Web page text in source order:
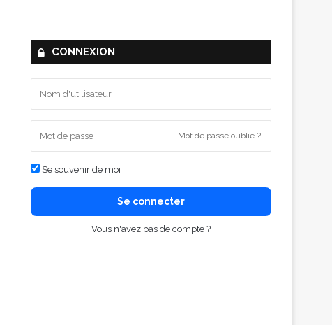
CONNEXION
Mot de passe oublié ?
Se souvenir de moi
Se connecter
Vous n'avez pas de compte ?